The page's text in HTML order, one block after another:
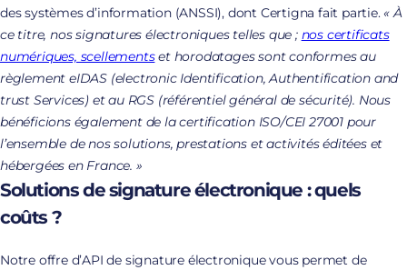
des systèmes d’information (ANSSI), dont Certigna fait partie.« À
ce titre, nos signatures électroniques telles que ; nos certificats
numériques, scellementset horodatages sont conformes au
règlement eIDAS (electronic Identification, Authentification and
trust Services) et au RGS (référentiel général de sécurité). Nous
bénéficions également de la certification ISO/CEI 27001 pour
l’ensemble de nos solutions, prestations et activités éditées et
hébergées en France. »
Solutions de signature électronique : quels
coûts ?
Notre offre d’API de signature électronique vous permet de